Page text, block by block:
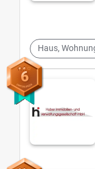
6